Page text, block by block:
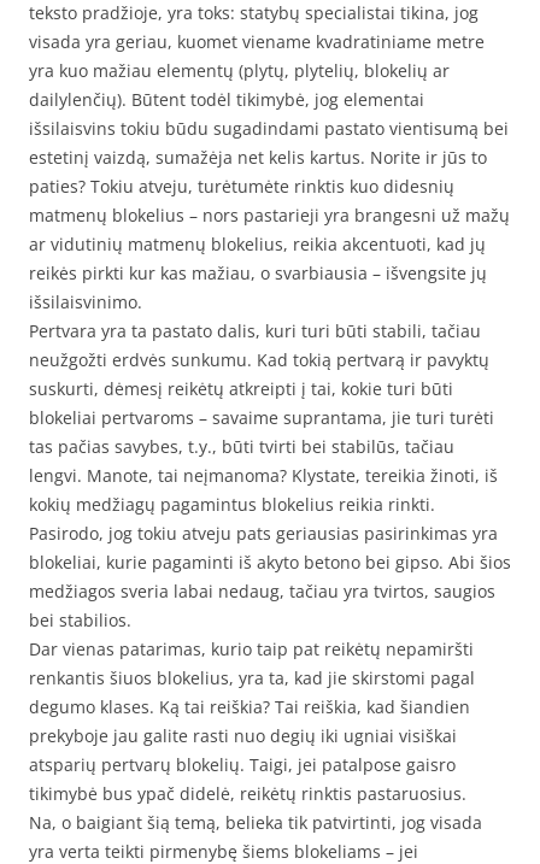
teksto pradžioje, yra toks: statybų specialistai tikina, jog
visada yra geriau, kuomet viename kvadratiniame metre
yra kuo mažiau elementų (plytų, plytelių, blokelių ar
dailylenčių). Būtent todėl tikimybė, jog elementai
išsilaisvins tokiu būdu sugadindami pastato vientisumą bei
estetinį vaizdą, sumažėja net kelis kartus. Norite ir jūs to
paties? Tokiu atveju, turėtumėte rinktis kuo didesnių
matmenų blokelius – nors pastarieji yra brangesni už mažų
ar vidutinių matmenų blokelius, reikia akcentuoti, kad jų
reikės pirkti kur kas mažiau, o svarbiausia – išvengsite jų
išsilaisvinimo.
Pertvara yra ta pastato dalis, kuri turi būti stabili, tačiau
neužgožti erdvės sunkumu. Kad tokią pertvarą ir pavyktų
suskurti, dėmesį reikėtų atkreipti į tai, kokie turi būti
blokeliai pertvaroms – savaime suprantama, jie turi turėti
tas pačias savybes, t.y., būti tvirti bei stabilūs, tačiau
lengvi. Manote, tai neįmanoma? Klystate, tereikia žinoti, iš
kokių medžiagų pagamintus blokelius reikia rinkti.
Pasirodo, jog tokiu atveju pats geriausias pasirinkimas yra
blokeliai, kurie pagaminti iš akyto betono bei gipso. Abi šios
medžiagos sveria labai nedaug, tačiau yra tvirtos, saugios
bei stabilios.
Dar vienas patarimas, kurio taip pat reikėtų nepamiršti
renkantis šiuos blokelius, yra ta, kad jie skirstomi pagal
degumo klases. Ką tai reiškia? Tai reiškia, kad šiandien
prekyboje jau galite rasti nuo degių iki ugniai visiškai
atsparių pertvarų blokelių. Taigi, jei patalpose gaisro
tikimybė bus ypač didelė, reikėtų rinktis pastaruosius.
Na, o baigiant šią temą, belieka tik patvirtinti, jog visada
yra verta teikti pirmenybę šiems blokeliams – jei